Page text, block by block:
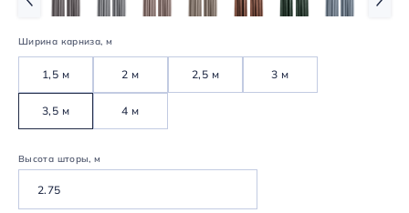
Ширина карниза, м
1,5 м 2 м 2,5 м 3 м
3,5 м 4 м
Высота шторы, м